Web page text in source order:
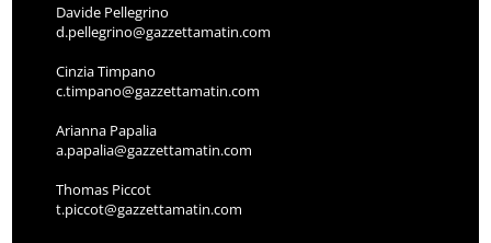
Davide Pellegrino
d.pellegrino@gazzettamatin.com
Cinzia Timpano
c.timpano@gazzettamatin.com
Arianna Papalia
a.papalia@gazzettamatin.com
Thomas Piccot
t.piccot@gazzettamatin.com